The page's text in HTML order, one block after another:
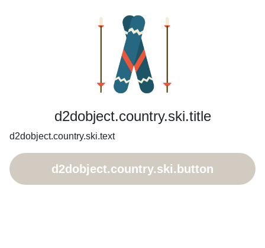
d2dobject.country.ski.title
d2dobject.country.ski.text
d2dobject.country.ski.button